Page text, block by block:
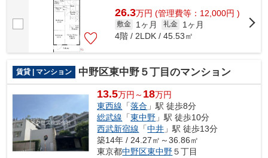
26.3万円 (管理費等：12,000円 )
敷金 1ヶ月 礼金
1ヶ月
4階 / 2LDK / 45.53㎡
賃貸 | マンション 中野区東中野５丁目のマンション
13.5万円～ 18万円
東西線 「落合 」駅 徒歩8分
総武線 「東中野 」駅 徒歩10分
西武新宿線 「中井 」駅 徒歩13分
築14年 / 24.27㎡～36.86㎡
東京都中野区東中野５丁目